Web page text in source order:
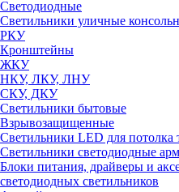
Светодиодные
Светильники уличные
РКУ
Кронштейны
ЖКУ
НКУ, ЛКУ, ЛНУ
СКУ, ДКУ
Светильники бытовые
Взрывозащищенные
Светильники LED для потолка
Светильники светодиодные
Блоки питания, драйверы и
светодиодных светильников